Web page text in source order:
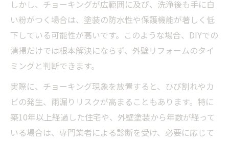
しかし、チョーキングが広範囲に及び、洗浄後も手に白
い粉がつく場合は、塗装の防水性や保護機能が著しく低
下している可能性が高いです。このような場合、DIYでの
清掃だけでは根本解決にならず、外壁リフォームのタイ
ミングと判断できます。
実際に、チョーキング現象を放置すると、ひび割れやカ
ビの発生、雨漏りリスクが高まることもあります。特に
築10年以上経過した住宅や、外壁塗装から年数が経って
いる場合は、専門業者による診断を受け、必要に応じて